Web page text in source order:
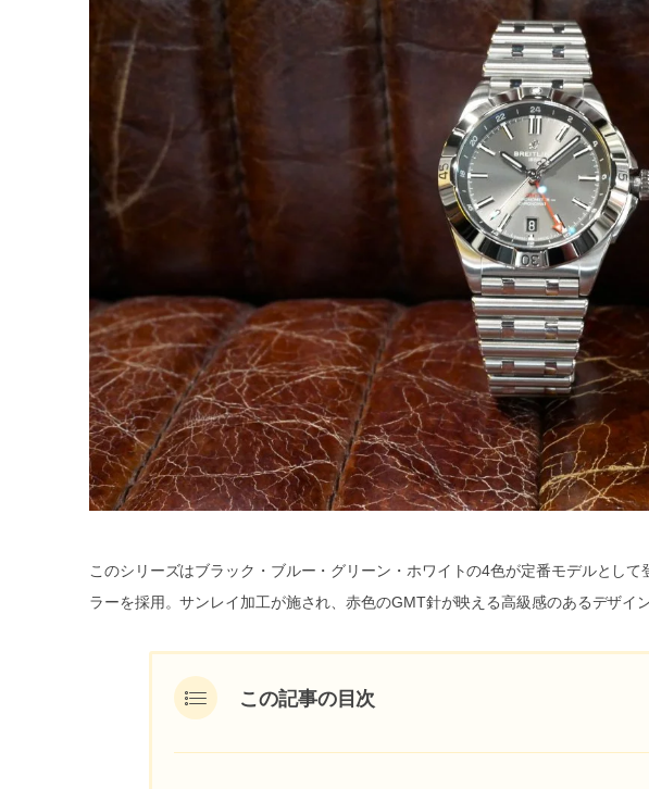
このシリーズはブラック・ブルー・グリーン・ホワイトの4色が定番モデルとし
ラーを採用。サンレイ加工が施され、赤色のGMT針が映える高級感のあるデザイ
この記事の目次